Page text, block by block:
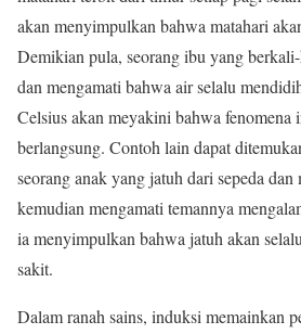
akan menyimpulkan bahwa matahari
Demikian pula, seorang ibu yang
dan mengamati bahwa air selalu
Celsius akan meyakini bahwa fenomena
berlangsung. Contoh lain dapat
seorang anak yang jatuh dari sepeda dan
kemudian mengamati temannya
ia menyimpulkan bahwa jatuh akan
sakit.
Dalam ranah sains, induksi memainkan